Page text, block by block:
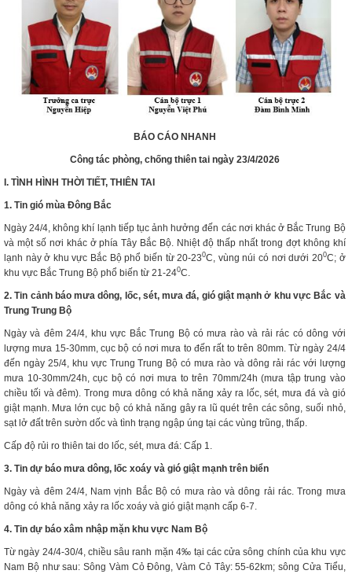
BÁO CÁO NHANH
Công tác phòng, chống thiên tai ngày 23/4/2026
I. TÌNH HÌNH THỜI TIẾT, THIÊN TAI
1. Tin gió mùa Đông Bắc
Ngày 24/4, không khí lạnh tiếp tục ảnh hưởng đến các nơi khác ở Bắc Trung Bộ
và một số nơi khác ở phía Tây Bắc Bộ. Nhiệt độ thấp nhất trong đợt không khí
lạnh này ở khu vực Bắc Bộ phổ biến từ 20-230C, vùng núi có nơi dưới 200C; ở
khu vực Bắc Trung Bộ phổ biến từ 21-240C.
2. Tin cảnh báo mưa dông, lốc, sét, mưa đá, gió giật mạnh ở khu vực Bắc và
Trung Trung Bộ
Ngày và đêm 24/4, khu vực Bắc Trung Bộ có mưa rào và rải rác có dông với
lượng mưa 15-30mm, cục bộ có nơi mưa to đến rất to trên 80mm. Từ ngày 24/4
đến ngày 25/4, khu vực Trung Trung Bộ có mưa rào và dông rải rác với lượng
mưa 10-30mm/24h, cục bộ có nơi mưa to trên 70mm/24h (mưa tập trung vào
chiều tối và đêm). Trong mưa dông có khả năng xảy ra lốc, sét, mưa đá và gió
giật mạnh. Mưa lớn cục bộ có khả năng gây ra lũ quét trên các sông, suối nhỏ,
sạt lở đất trên sườn dốc và tình trạng ngập úng tại các vùng trũng, thấp.
Cấp độ rủi ro thiên tai do lốc, sét, mưa đá: Cấp 1.
3. Tin dự báo mưa dông, lốc xoáy và gió giật mạnh trên biển
Ngày và đêm 24/4, Nam vịnh Bắc Bộ có mưa rào và dông rải rác. Trong mưa
dông có khả năng xảy ra lốc xoáy và gió giật mạnh cấp 6-7.
4. Tin dự báo xâm nhập mặn khu vực Nam Bộ
Từ ngày 24/4-30/4, chiều sâu ranh mặn 4‰ tại các cửa sông chính của khu vực
Nam Bộ như sau: Sông Vàm Cỏ Đông, Vàm Cỏ Tây: 55-62km; sông Cửa Tiểu,